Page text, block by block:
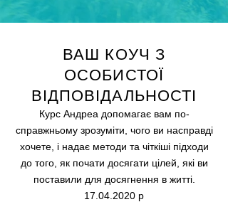
ВАШ КОУЧ З
ОСОБИСТОЇ
ВІДПОВІДАЛЬНОСТІ
Курс Андреа допомагає вам по-
справжньому зрозуміти, чого ви насправді
хочете, і надає методи та чіткіші підходи
до того, як почати досягати цілей, які ви
поставили для досягнення в житті.
17.04.2020 р